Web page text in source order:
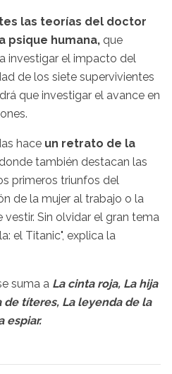
las teorías del doctor
psique humana, que
investigar el impacto del
de los siete supervivientes
que investigar el avance en
hace un retrato de la
también destacan las
primeros triunfos del
de la mujer al trabajo o la
Sin olvidar el gran tema
el Titanic", explica la
suma a La cinta roja, La hija
de títeres, La leyenda de la
espiar.